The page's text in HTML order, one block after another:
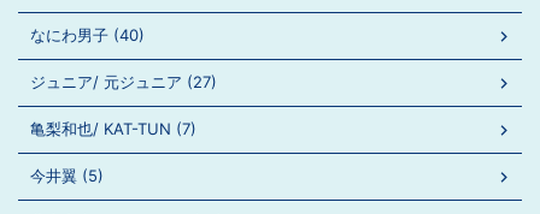
なにわ男子 (40)
ジュニア/ 元ジュニア (27)
亀梨和也/ KAT-TUN (7)
今井翼 (5)